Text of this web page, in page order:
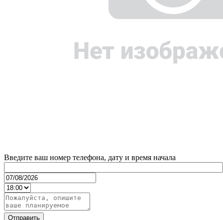
Введите ваш номер телефона, дату и время начала
Отправить